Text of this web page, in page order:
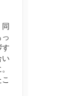
す
い